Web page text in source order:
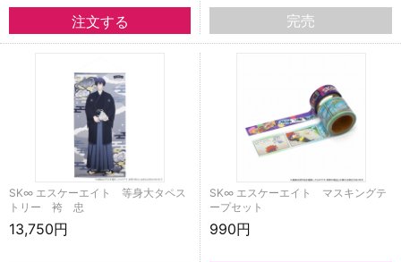
完売
SK∞ エスケーエイト 等身大タペス
トリー 袴 忠
13,750円
SK∞ エスケーエイト マスキングテ
ープセット
990円